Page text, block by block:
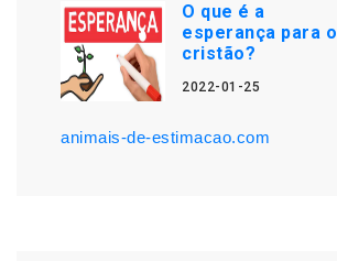
O que é a
esperança para o
cristão?
2022-01-25
animais-de-estimacao.com